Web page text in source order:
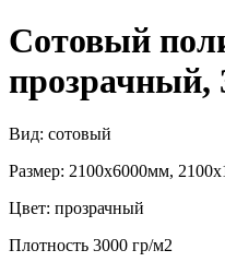
Сотовый
прозрачный,
Вид: сотовый
Размер: 2100х6000мм,
Цвет: прозрачный
Плотность 3000 гр/м2